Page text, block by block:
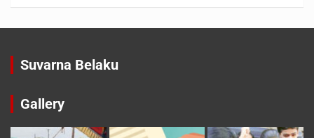
Suvarna Belaku
Gallery